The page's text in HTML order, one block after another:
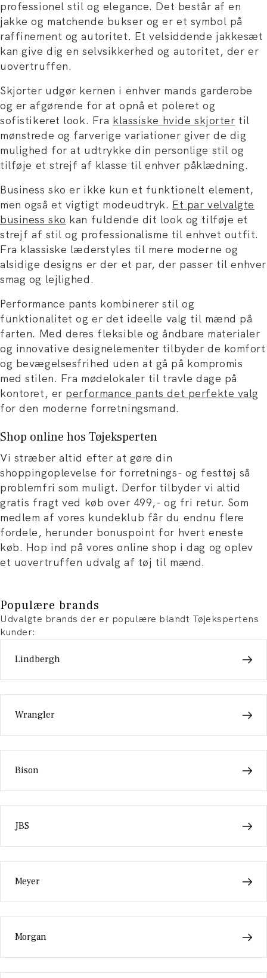
professionel stil og elegance. Det består af en
jakke og matchende bukser og er et symbol på
raffinement og autoritet. Et velsiddende jakkesæt
kan give dig en selvsikkerhed og autoritet, der er
uovertruffen.
Skjorter udgør kernen i enhver mands garderobe
og er afgørende for at opnå et poleret og
sofistikeret look. Fra klassiske hvide skjorter til
mønstrede og farverige variationer giver de dig
mulighed for at udtrykke din personlige stil og
tilføje et strejf af klasse til enhver påklædning.
Business sko er ikke kun et funktionelt element,
men også et vigtigt modeudtryk. Et par velvalgte
business sko kan fuldende dit look og tilføje et
strejf af stil og professionalisme til enhvet outfit.
Fra klassiske læderstyles til mere moderne og
alsidige designs er der et par, der passer til enhver
smag og lejlighed.
Performance pants kombinerer stil og
funktionalitet og er det ideelle valg til mænd på
farten. Med deres fleksible og åndbare materialer
og innovative designelementer tilbyder de komfort
og bevægelsesfrihed uden at gå på kompromis
med stilen. Fra mødelokaler til travle dage på
kontoret, er performance pants det perfekte valg
for den moderne forretningsmand.
Shop online hos Tøjeksperten
Vi stræber altid efter at gøre din
shoppingoplevelse for forretnings- og festtøj så
problemfri som muligt. Derfor tilbyder vi altid
gratis fragt ved køb over 499,- og fri retur. Som
medlem af vores kundeklub får du endnu flere
fordele, herunder bonuspoint for hvert eneste
køb. Hop ind på vores online shop i dag og oplev
et uovertruffen udvalg af tøj til mænd.
Populære brands
Udvalgte brands der er populære blandt Tøjekspertens
kunder:
Lindbergh
Wrangler
Bison
JBS
Meyer
Morgan